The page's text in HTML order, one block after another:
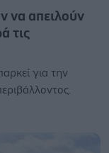
να απειλούν
τις
για την